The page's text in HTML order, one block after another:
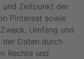
und Zeitpunkt der
Pinterest sowie
Umfang und
Daten durch
Rechte und